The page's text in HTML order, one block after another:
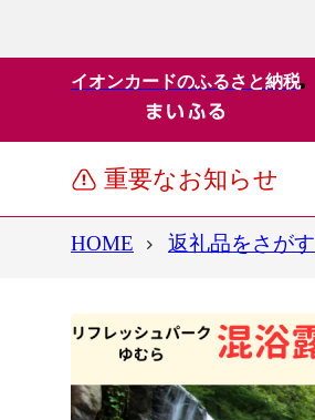
イオンカードのふるさと納税
重要なお知らせ
HOME 返礼品をさがす